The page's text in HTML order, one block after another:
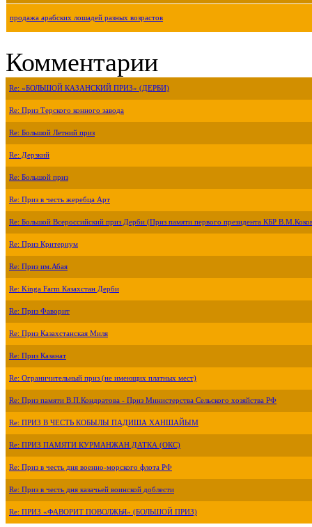
продажа арабских лошадей разных возрастов
Комментарии
Re: «БОЛЬШОЙ КАЗАНСКИЙ ПРИЗ» (ДЕРБИ)
Re: Приз Терского конного завода
Re: Большой Летний приз
Re: Дерзкий
Re: Большой приз
Re: Приз в честь жеребца Арт
Re: Большой Всероссийский приз Дерби (Приз памяти первого президента КБР
Re: Приз Критериум
Re: Приз им.Абая
Re: Kinga Farm Казахстан Дерби
Re: Приз Фаворит
Re: Приз Казахстанская Миля
Re: Приз Казанат
Re: Ограничительный приз (не имеющих платных мест)
Re: Приз памяти В.П.Кондратова - Приз Министерства Сельского хозяйства РФ
Re: ПРИЗ В ЧЕСТЬ КОБЫЛЫ ПАДИША ХАНШАЙЫМ
Re: ПРИЗ ПАМЯТИ КУРМАНЖАН ДАТКА (ОКС)
Re: Приз в честь дня военно-морского флота РФ
Re: Приз в честь дня казачьей воинской доблести
Re: ПРИЗ «ФАВОРИТ ПОВОЛЖЬЯ» (БОЛЬШОЙ ПРИЗ)